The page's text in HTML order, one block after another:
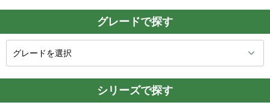
グレードで探す
シリーズで探す